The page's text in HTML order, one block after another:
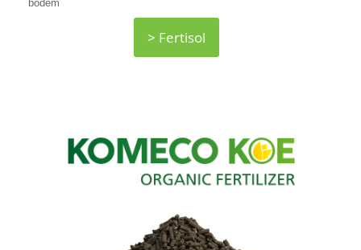
bodem
> Fertisol